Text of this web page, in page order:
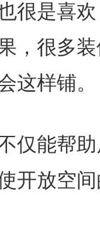
很是喜
，很多
这样铺。
仅能帮
开放空